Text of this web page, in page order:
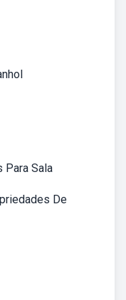
Para Sala
De